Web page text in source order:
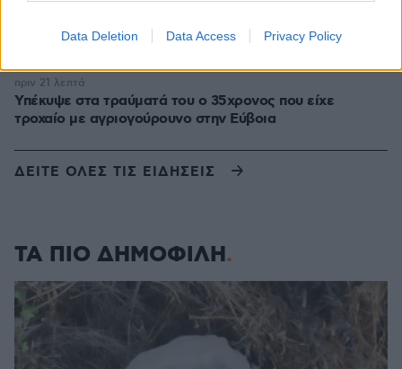
Data Deletion Data Access Privacy Policy
Θα διάλεγε ο Ρωμαίος την Ιουλιέτα σήμερα; Πώς οι
Υπέκυψε στα τραύματά του ο 35χρονος που είχε
τροχαίο με αγριογούρουνο στην Εύβοια
πριν 21 λεπτά
ΔΕΙΤΕ ΟΛΕΣ ΤΙΣ ΕΙΔΗΣΕΙΣ
ΤΑ ΠΙΟ ΔΗΜΟΦΙΛΗ